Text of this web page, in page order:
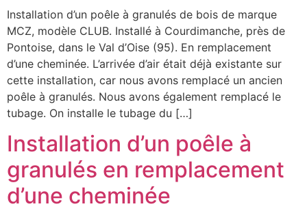
Installation d’un poêle à granulés de bois de marque
MCZ, modèle CLUB. Installé à Courdimanche, près de
Pontoise, dans le Val d’Oise (95). En remplacement
d’une cheminée. L’arrivée d’air était déjà existante sur
cette installation, car nous avons remplacé un ancien
poêle à granulés. Nous avons également remplacé le
tubage. On installe le tubage du […]
Installation d’un poêle à
granulés en remplacement
d’une cheminée